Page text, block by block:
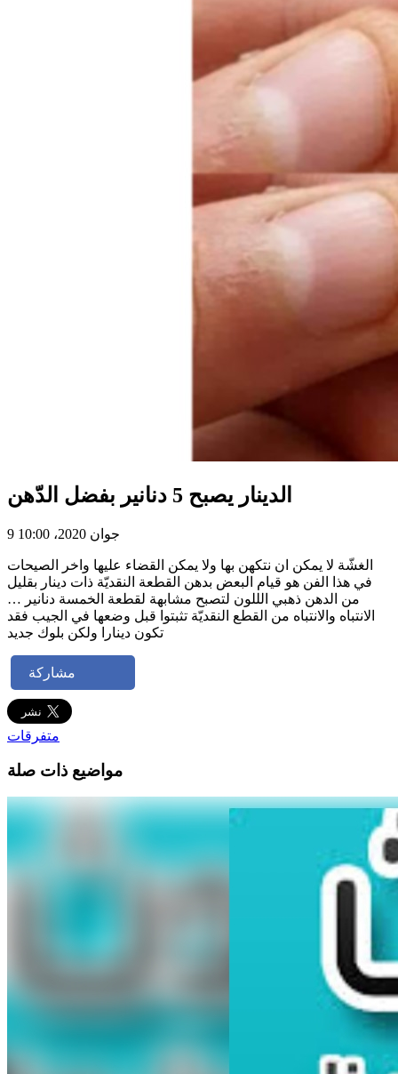
الدينار يصبح 5 دنانير بفضل الدّهن
9 جوان 2020، 10:00
الغشّة لا يمكن ان نتكهن بها ولا يمكن القضاء عليها واخر الصيحات
في هذا الفن هو قيام البعض بدهن القطعة النقديّة ذات دينار بقليل
من الدهن ذهبي الللون لتصبح مشابهة لقطعة الخمسة دنانير …
الانتباه والانتباه من القطع النقديّة تثبتوا قبل وضعها في الجيب فقد
تكون دينارا ولكن بلوك جديد
مشاركة
متفرقات
مواضيع ذات صلة